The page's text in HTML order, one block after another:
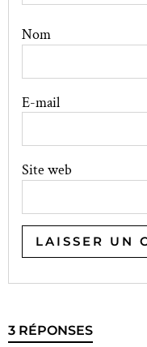
Nom
E-mail
Site web
3 RÉPONSES